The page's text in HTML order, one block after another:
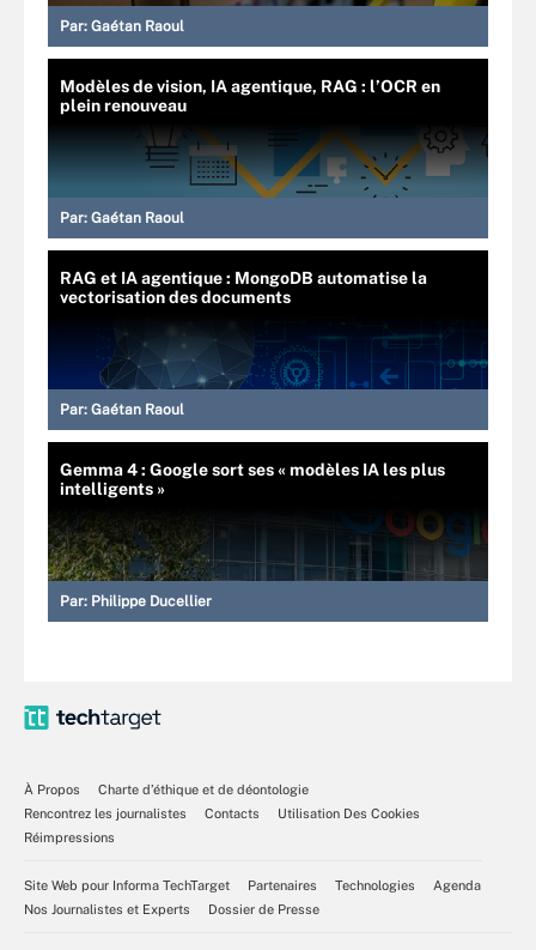
Par: Gaétan Raoul
Modèles de vision, IA agentique, RAG : l’OCR en
plein renouveau
Par: Gaétan Raoul
RAG et IA agentique : MongoDB automatise la
vectorisation des documents
Par: Gaétan Raoul
Gemma 4 : Google sort ses « modèles IA les plus
intelligents »
Par: Philippe Ducellier
À Propos
Charte d’éthique et de déontologie
Rencontrez les journalistes
Contacts
Utilisation Des Cookies
Réimpressions
Site Web pour Informa TechTarget Partenaires Technologies
Agenda
Nos Journalistes et Experts
Dossier de Presse